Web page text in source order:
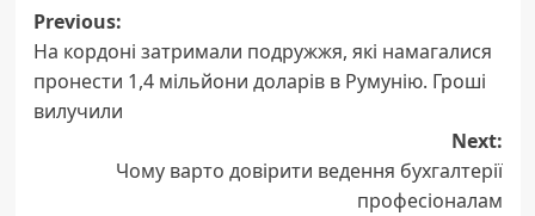
Post
navigation
Previous:
На кордоні затримали подружжя, які намагалися
пронести 1,4 мільйони доларів в Румунію. Гроші
вилучили
Next:
Чому варто довірити ведення бухгалтерії
професіоналам